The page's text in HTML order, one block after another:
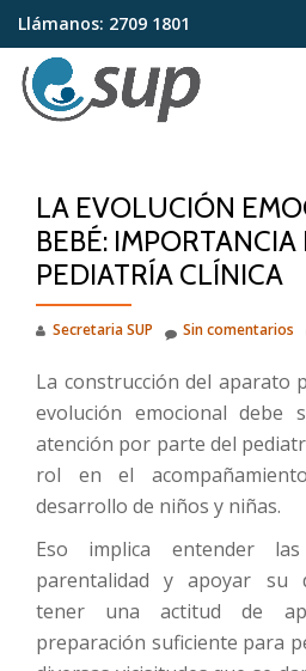
Saltar
contenido
Llámanos: 2709 1801
LA EVOLUCIÓN
BEBÉ: IMPORTANCIA
PEDIATRÍA CLÍNICA
Secretaria SUP Sin comentarios
La construcción del aparato
evolución emocional debe
atención por parte del
rol en el
desarrollo de niños y niñas.
Eso implica entender
parentalidad y apoyar su
tener una actitud de
preparación suficiente para